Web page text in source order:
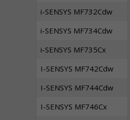
i-SENSYS MF732Cdw
i-SENSYS MF734Cdw
i-SENSYS MF735Cx
I-SENSYS MF742Cdw
I-SENSYS MF744Cdw
I-SENSYS MF746Cx